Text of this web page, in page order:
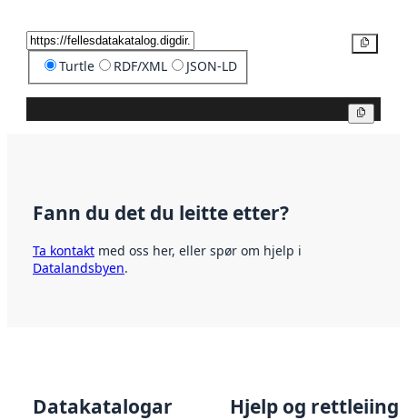
Turtle RDF/XML JSON-LD
Fann du det du leitte etter?
Ta kontakt med oss her, eller spør om hjelp i
Datalandsbyen.
Datakatalogar Hjelp og rettleiing